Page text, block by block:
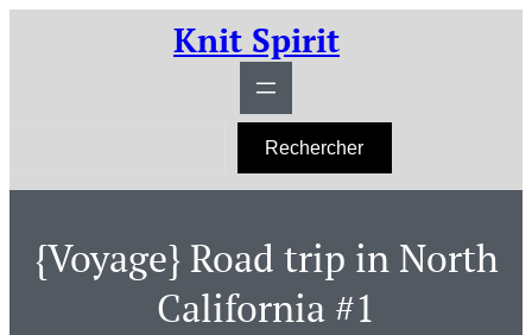
Knit Spirit
h
Rechercher
{Voyage} Road trip in North
California #1